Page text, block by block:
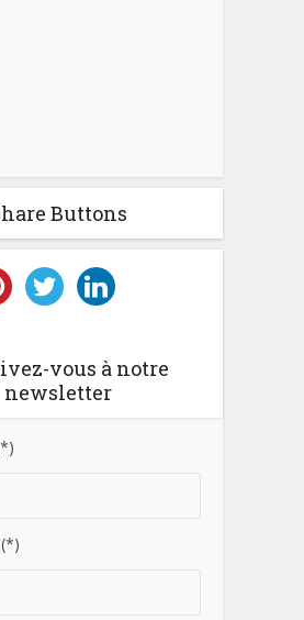
Buttons
vous à notre
newsletter